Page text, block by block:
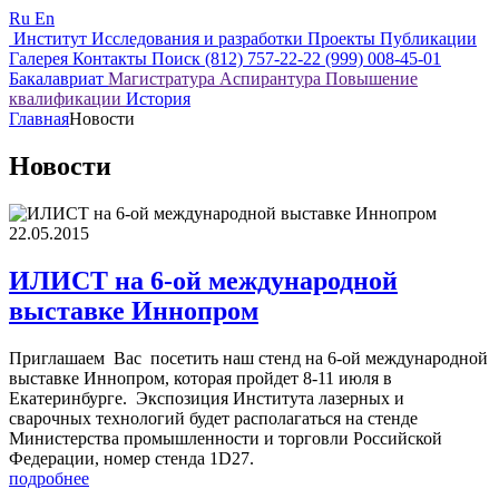
Ru En
Институт Исследования и разработки Проекты Публикации
Галерея Контакты Поиск (812) 757-22-22 (999) 008-45-01
Бакалавриат Магистратура Аспирантура Повышение
квалификации История
ГлавнаяНовости
Новости
22.05.2015
ИЛИСТ на 6-ой международной
выставке Иннопром
Приглашаем Вас посетить наш стенд на 6-ой международной
выставке Иннопром, которая пройдет 8-11 июля в
Екатеринбурге. Экспозиция Института лазерных и
сварочных технологий будет располагаться на стенде
Министерства промышленности и торговли Российской
Федерации, номер стенда 1D27.
подробнее